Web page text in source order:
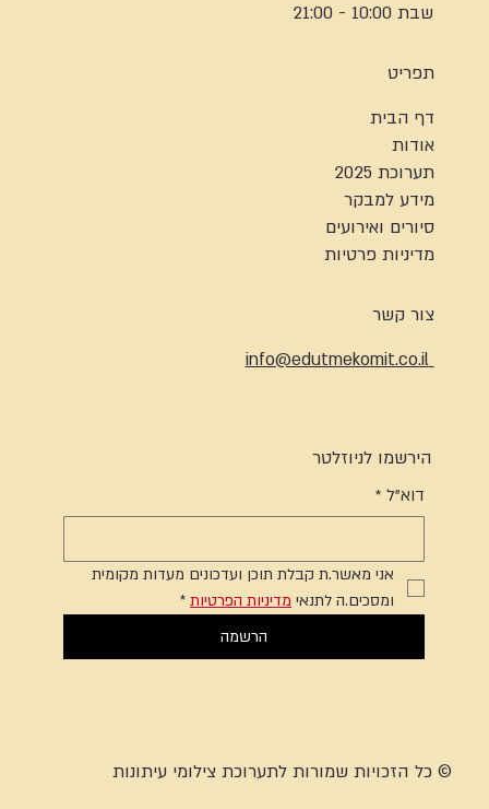
שבת 10:00 - 21:00
תפריט
דף הבית
אודות
תערוכת 2025
מידע למבקר
סיורים ואירועים
מדיניות פרטיות
צור קשר
info@edutmekomit.co.il
הירשמו לניוזלטר
דוא"ל *
אני מאשר.ת קבלת תוכן ועדכונים מעדות מקומית
ומסכים.ה לתנאי מדיניות הפרטיות *
הרשמה
© כל הזכויות שמורות לתערוכת צילומי עיתונות